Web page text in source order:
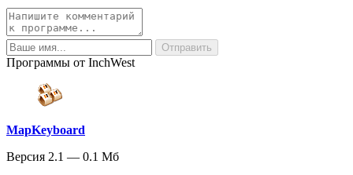
Программы от InchWest
MapKeyboard
Версия 2.1 — 0.1 Мб